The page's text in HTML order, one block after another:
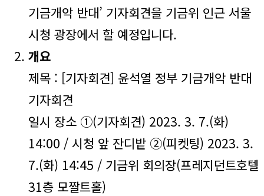
기금개악 반대’ 기자회견을 기금위 인근 서울
시청 광장에서 할 예정입니다.
개요
제목 : [기자회견] 윤석열 정부 기금개악 반대
기자회견
일시 장소 ①(기자회견) 2023. 3. 7.(화)
14:00 / 시청 앞 잔디밭 ②(피켓팅) 2023. 3.
7.(화) 14:45 / 기금위 회의장(프레지던트호텔
31층 모짤트홀)